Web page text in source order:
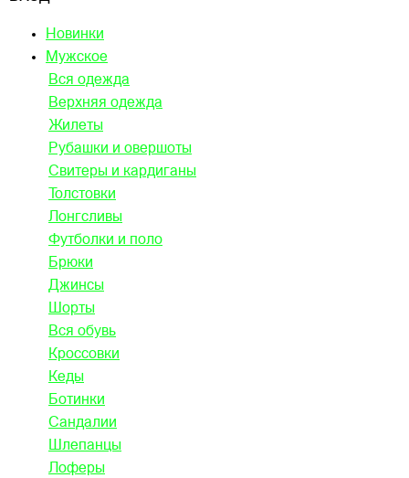
Новинки
Мужское
Вся одежда
Верхняя одежда
Жилеты
Рубашки и овершоты
Свитеры и кардиганы
Толстовки
Лонгсливы
Футболки и поло
Брюки
Джинсы
Шорты
Вся обувь
Кроссовки
Кеды
Ботинки
Сандалии
Шлепанцы
Лоферы